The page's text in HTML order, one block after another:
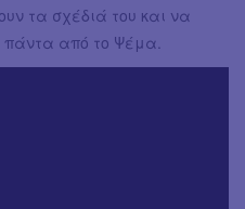
τα σχέδιά του και να
πάντα από το Ψέμα.